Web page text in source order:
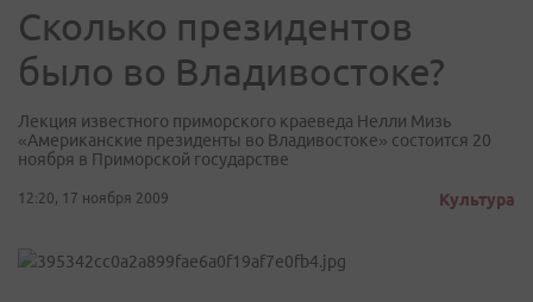
Сколько президентов
было во Владивостоке?
Лекция известного приморского краеведа Нелли Мизь
«Американские президенты во Владивостоке» состоится 20
ноября в Приморской государстве
12:20, 17 ноября 2009 Культура